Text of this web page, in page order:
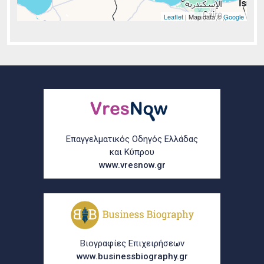
Leaflet | Map data ©Google
Επαγγελματικός Οδηγός Ελλάδας
και Κύπρου
www.vresnow.gr
Βιογραφίες Επιχειρήσεων
www.businessbiography.gr